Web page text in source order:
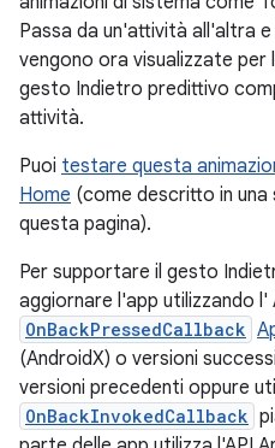
Passa da un'attività all'altra
vengono ora visualizzate per
gesto Indietro predittivo
attività.
Puoi testare questa
Home (come descritto in una
questa pagina).
Per supportare il gesto
aggiornare l'app utilizzando l'
OnBackPressedCallback
(AndroidX) o versioni
versioni precedenti oppure
OnBackInvokedCallback